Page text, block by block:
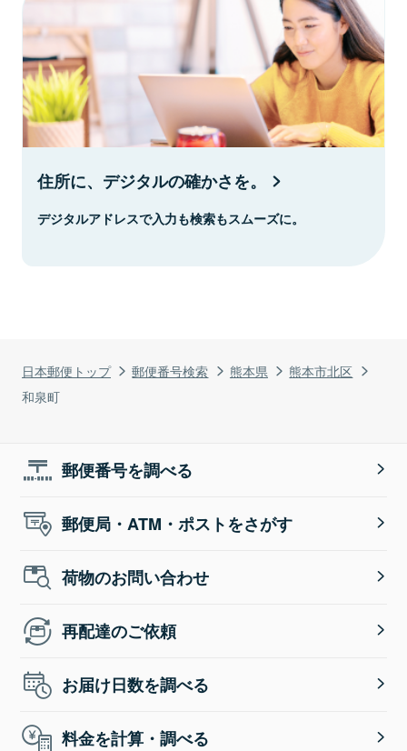
日本郵便トップ 郵便番号検索 熊本県
熊本市北区
和泉町
住所に、デジタルの確かさを。
デジタルアドレスで入力も検索もスムーズに。
郵便番号を調べる
郵便局・ATM・ポストをさがす
荷物のお問い合わせ
再配達のご依頼
お届け日数を調べる
料金を計算・調べる